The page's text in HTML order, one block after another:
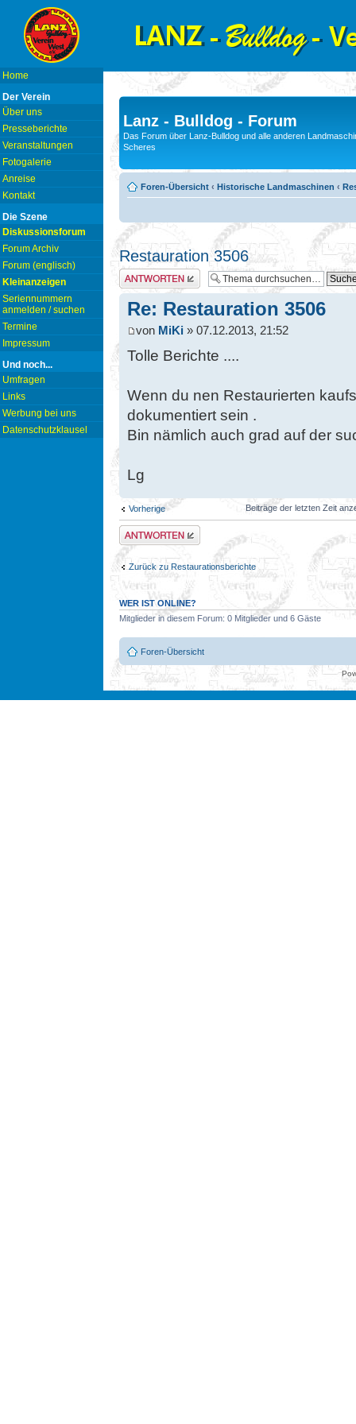
Home
Der Verein
Über uns
Presseberichte
Veranstaltungen
Fotogalerie
Anreise
Kontakt
Die Szene
Diskussionsforum
Forum Archiv
Forum (englisch)
Kleinanzeigen
Seriennummern
anmelden / suchen
Termine
Impressum
Und noch...
Umfragen
Links
Werbung bei uns
Datenschutzklausel
Lanz - Bulldog - Forum
Das Forum über Lanz-Bulldog und alle anderen
Scheres
Foren-Übersicht ‹ Historische Landmaschinen ‹
Restauration 3506
Antwort erstellen
Re: Restauration 3506
von MiKi » 07.12.2013, 21:52
Tolle Berichte ....
Wenn du nen Restaurierten
dokumentiert sein .
Bin nämlich auch grad auf der
Lg
Vorherige Beiträge der letzten Zeit
Antwort erstellen
Zurück zu Restaurationsberichte
WER IST ONLINE?
Mitglieder in diesem Forum: 0 Mitglieder und 6 Gäste
Foren-Übersicht